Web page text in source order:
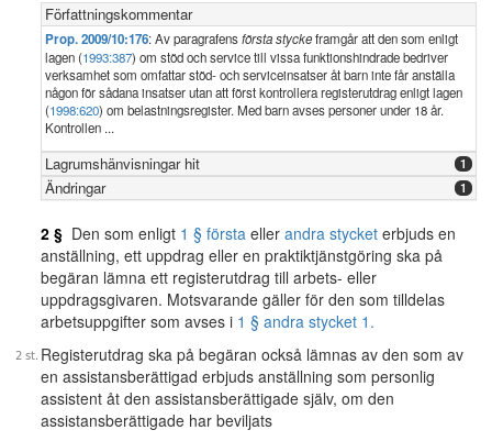
Författningskommentar
Prop. 2009/10:176: Av paragrafensförsta styckeframgår att den som enligt
lagen (1993:387) om stöd och service till vissa funktionshindrade bedriver
verksamhet som omfattar stöd- och serviceinsatser åt barn inte får anställa
någon för sådana insatser utan att först kontrollera registerutdrag enligt lagen
(1998:620) om belastningsregister. Med barn avses personer under 18 år.
Kontrollen ...
Lagrumshänvisningar hit 1
Ändringar 1
2 § Den som enligt 1 § första eller andra stycket erbjuds en
anställning, ett uppdrag eller en praktiktjänstgöring ska på
begäran lämna ett registerutdrag till arbets- eller
uppdragsgivaren. Motsvarande gäller för den som tilldelas
arbetsuppgifter som avses i 1 § andra stycket 1.
Registerutdrag ska på begäran också lämnas av den som av
en assistansberättigad erbjuds anställning som personlig
assistent åt den assistansberättigade själv, om den
assistansberättigade har beviljats